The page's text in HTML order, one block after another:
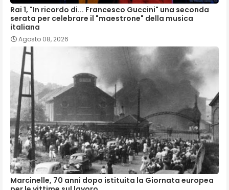
Rai 1, "In ricordo di... Francesco Guccini" una seconda
serata per celebrare il "maestrone" della musica
italiana
Agosto 08, 2026
Marcinelle, 70 anni dopo istituita la Giornata europea